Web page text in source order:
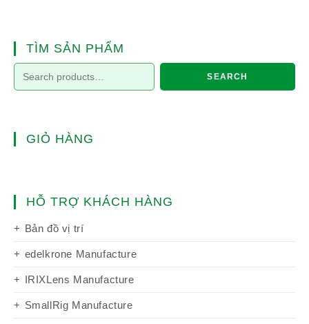
TÌM SẢN PHẨM
SEARCH
GIỎ HÀNG
HỖ TRỢ KHÁCH HÀNG
Bản đồ vị trí
edelkrone Manufacture
IRIXLens Manufacture
SmallRig Manufacture